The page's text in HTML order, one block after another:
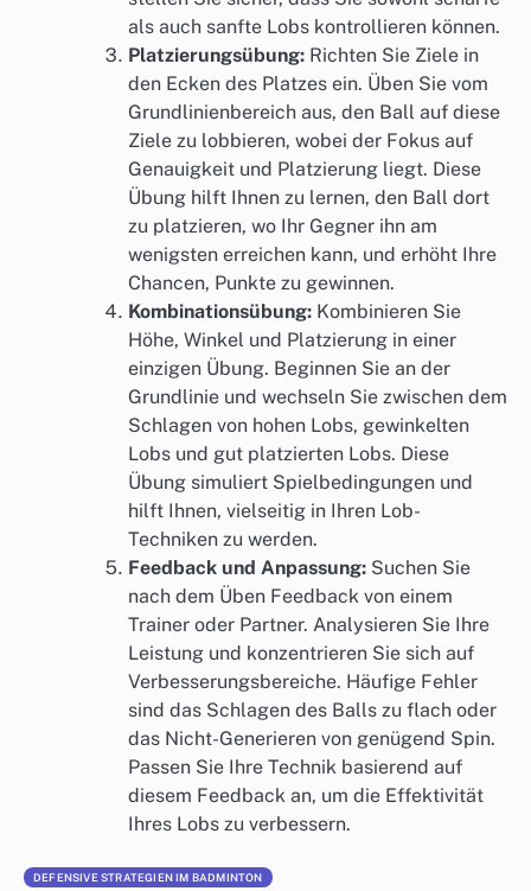
als auch sanfte Lobs kontrollieren können.
Platzierungsübung: Richten Sie Ziele in
den Ecken des Platzes ein. Üben Sie vom
Grundlinienbereich aus, den Ball auf diese
Ziele zu lobbieren, wobei der Fokus auf
Genauigkeit und Platzierung liegt. Diese
Übung hilft Ihnen zu lernen, den Ball dort
zu platzieren, wo Ihr Gegner ihn am
wenigsten erreichen kann, und erhöht Ihre
Chancen, Punkte zu gewinnen.
Kombinationsübung: Kombinieren Sie
Höhe, Winkel und Platzierung in einer
einzigen Übung. Beginnen Sie an der
Grundlinie und wechseln Sie zwischen dem
Schlagen von hohen Lobs, gewinkelten
Lobs und gut platzierten Lobs. Diese
Übung simuliert Spielbedingungen und
hilft Ihnen, vielseitig in Ihren Lob-
Techniken zu werden.
Feedback und Anpassung: Suchen Sie
nach dem Üben Feedback von einem
Trainer oder Partner. Analysieren Sie Ihre
Leistung und konzentrieren Sie sich auf
Verbesserungsbereiche. Häufige Fehler
sind das Schlagen des Balls zu flach oder
das Nicht-Generieren von genügend Spin.
Passen Sie Ihre Technik basierend auf
diesem Feedback an, um die Effektivität
Ihres Lobs zu verbessern.
DEFENSIVE STRATEGIEN IM BADMINTON